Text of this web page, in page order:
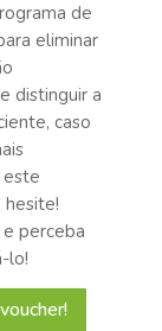
de
eliminar
distinguir a
caso
este
hesite!
perceba
lo!